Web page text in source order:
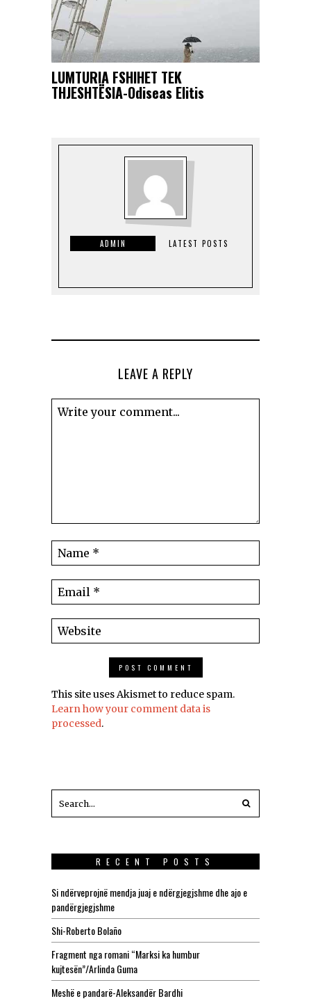
LUMTURIA FSHIHET TEK
THJESHTËSIA-Odiseas Elitis
ADMIN LATEST POSTS
LEAVE A REPLY
This site uses Akismet to reduce spam.
Learn how your comment data is
processed.
RECENT POSTS
Si ndërveprojnë mendja juaj e ndërgjegjshme dhe ajo e
pandërgjegjshme
Shi-Roberto Bolaño
Fragment nga romani “Marksi ka humbur
kujtesën”/Arlinda Guma
Meshë e pandarë-Aleksandër Bardhi